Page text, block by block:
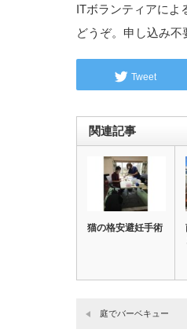
ITボランティアによ
どうぞ。申し込み不
Tweet
関連記事
猫の格安避妊手術
庭でバーベキュー